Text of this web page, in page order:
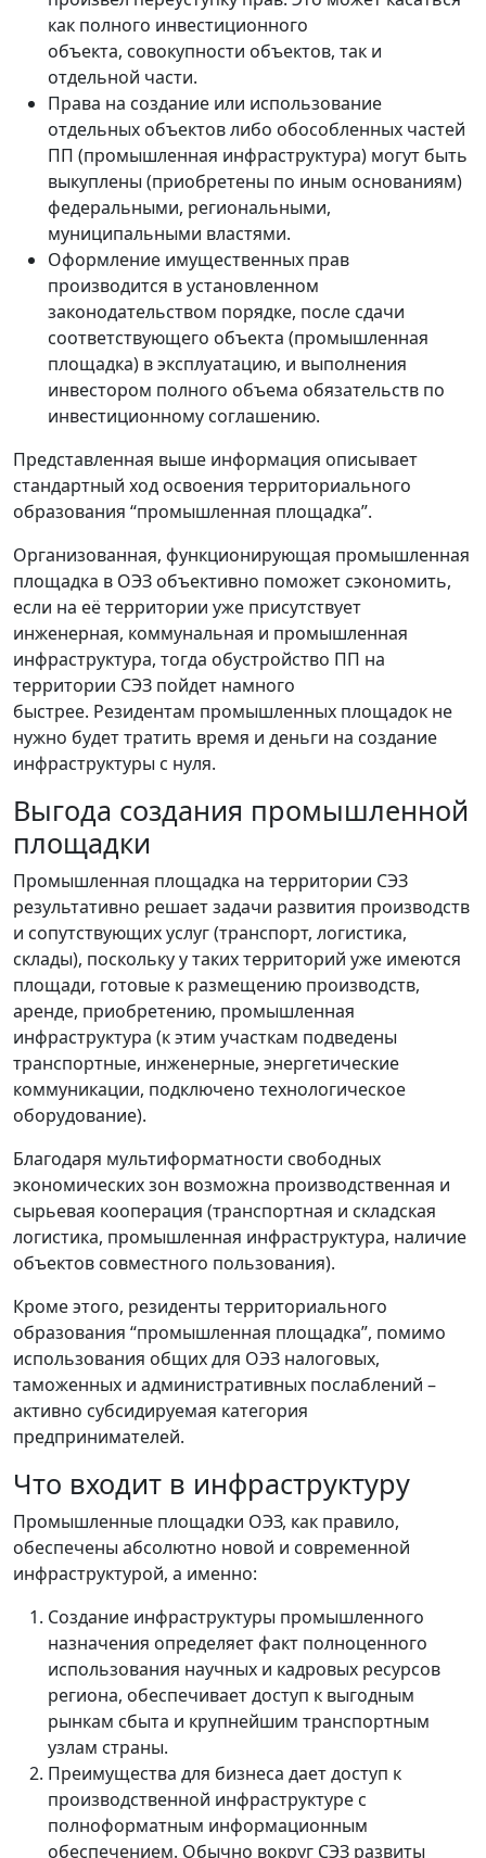
как полного инвестиционного
объекта, совокупности объектов, так и
отдельной части.
Права на создание или использование
отдельных объектов либо обособленных частей
ПП (промышленная инфраструктура) могут быть
выкуплены (приобретены по иным основаниям)
федеральными, региональными,
муниципальными властями.
Оформление имущественных прав
производится в установленном
законодательством порядке, после сдачи
соответствующего объекта (промышленная
площадка) в эксплуатацию, и выполнения
инвестором полного объема обязательств по
инвестиционному соглашению.
Представленная выше информация описывает
стандартный ход освоения территориального
образования “промышленная площадка”.
Организованная, функционирующая промышленная
площадка в ОЭЗ объективно поможет сэкономить,
если на её территории уже присутствует
инженерная, коммунальная и промышленная
инфраструктура, тогда обустройство ПП на
территории СЭЗ пойдет намного
быстрее. Резидентам промышленных площадок не
нужно будет тратить время и деньги на создание
инфраструктуры с нуля.
Выгода создания промышленной
площадки
Промышленная площадка на территории СЭЗ
результативно решает задачи развития производств
и сопутствующих услуг (транспорт, логистика,
склады), поскольку у таких территорий уже имеются
площади, готовые к размещению производств,
аренде, приобретению, промышленная
инфраструктура (к этим участкам подведены
транспортные, инженерные, энергетические
коммуникации, подключено технологическое
оборудование).
Благодаря мультиформатности свободных
экономических зон возможна производственная и
сырьевая кооперация (транспортная и складская
логистика, промышленная инфраструктура, наличие
объектов совместного пользования).
Кроме этого, резиденты территориального
образования “промышленная площадка”, помимо
использования общих для ОЭЗ налоговых,
таможенных и административных послаблений –
активно субсидируемая категория
предпринимателей.
Что входит в инфраструктуру
Промышленные площадки ОЭЗ, как правило,
обеспечены абсолютно новой и современной
инфраструктурой, а именно:
Создание инфраструктуры промышленного
назначения определяет факт полноценного
использования научных и кадровых ресурсов
региона, обеспечивает доступ к выгодным
рынкам сбыта и крупнейшим транспортным
узлам страны.
Преимущества для бизнеса дает доступ к
производственной инфраструктуре с
полноформатным информационным
обеспечением. Обычно вокруг СЭЗ развиты